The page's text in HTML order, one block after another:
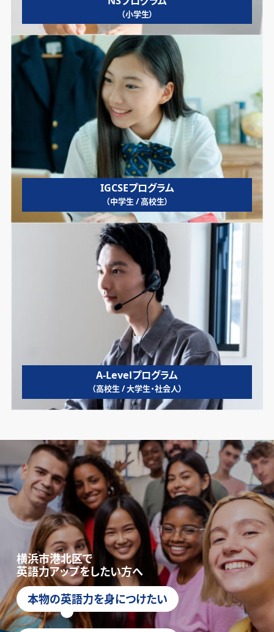
（小学生）
IGCSEプログラム
（中学生 / 高校生）
A-Levelプログラム
（高校生 / 大学生・社会人）
横浜市港北区で
英語力アップをしたい方へ
本物の英語力を身につけたい